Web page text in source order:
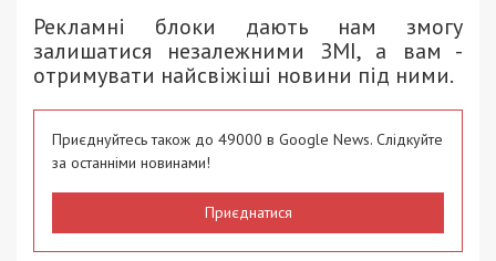
Рекламні блоки дають нам змогу
залишатися незалежними ЗМІ, а вам -
отримувати найсвіжіші новини під ними.
Приєднуйтесь також до 49000 в Google News. Слідкуйте
за останніми новинами!
Приєднатися